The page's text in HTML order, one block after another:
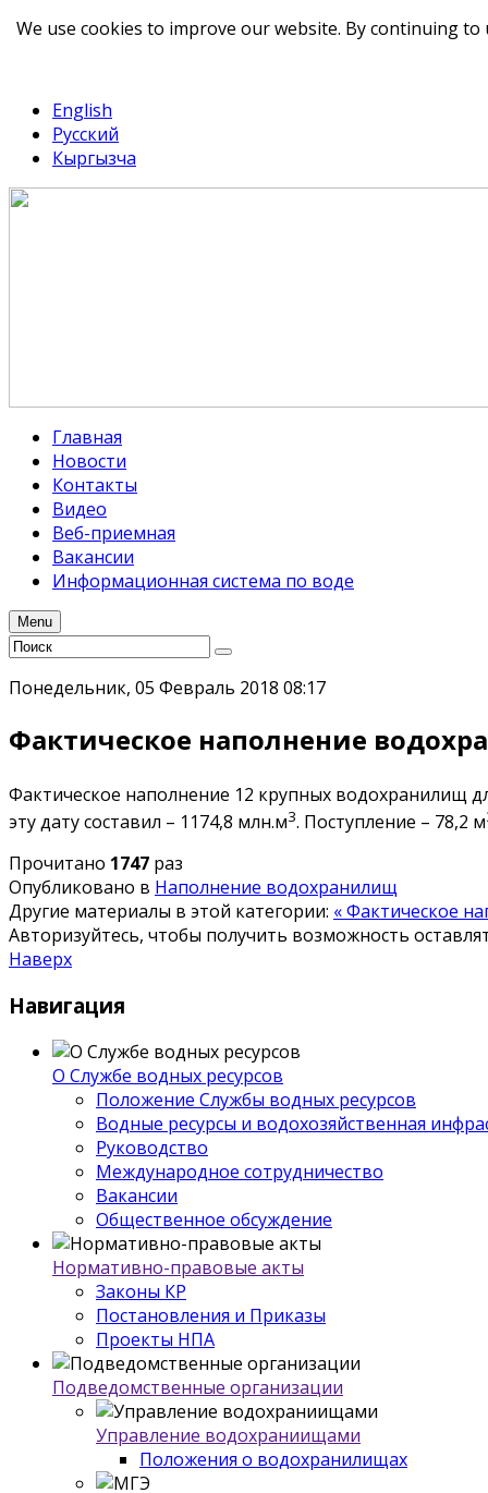
English
Русский
Кыргызча
Главная
Новости
Контакты
Видео
Веб-приемная
Вакансии
Информационная система по воде
Menu
Понедельник, 05 Февраль 2018 08:17
Фактическое наполнение
Фактическое наполнение 12 крупных водохранилищ
эту дату составил – 1174,8 млн.м3. Поступление – 78,2 м
Прочитано 1747 раз
Опубликовано в Наполнение водохранилищ
Другие материалы в этой категории: « Фактическое
Авторизуйтесь, чтобы получить возможность
Наверх
Навигация
О Службе водных ресурсов
Положение Службы водных ресурсов
Водные ресурсы и водохозяйственная
Руководство
Международное сотрудничество
Вакансии
Общественное обсуждение
Нормативно-правовые акты
Законы КР
Постановления и Приказы
Проекты НПА
Подведомственные организации
Управление водохраниищами
Положения о водохранилищах
We use cookies to improve our website. By continuing